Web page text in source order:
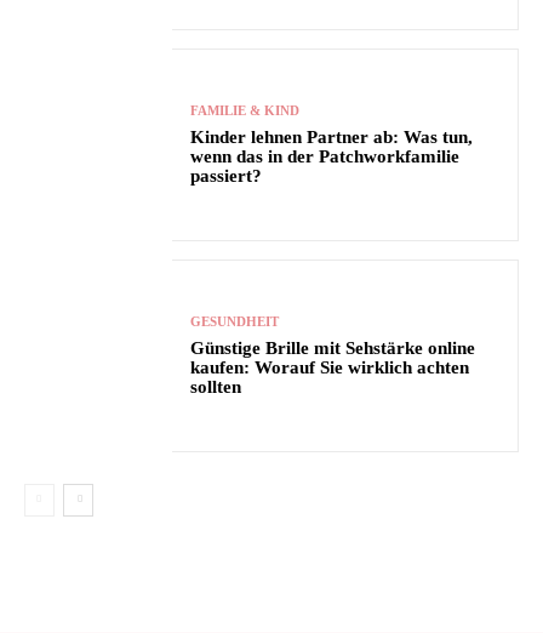
FAMILIE & KIND
Kinder lehnen Partner ab: Was tun,
wenn das in der Patchworkfamilie
passiert?
GESUNDHEIT
Günstige Brille mit Sehstärke online
kaufen: Worauf Sie wirklich achten
sollten